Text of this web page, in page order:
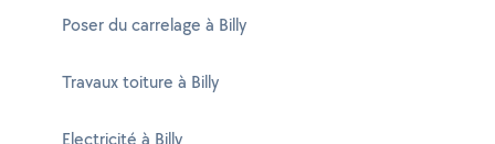
Poser du carrelage à Billy
Travaux toiture à Billy
Electricité à Billy